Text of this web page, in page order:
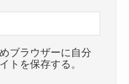
ブラウザーに自分
トを保存する。